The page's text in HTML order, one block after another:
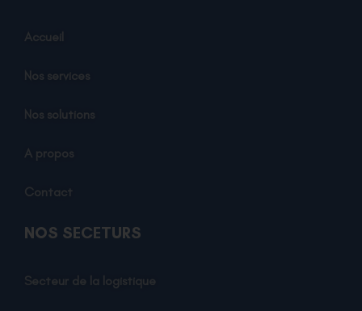
Accueil
Nos services
Nos solutions
A propos
Contact
NOS SECETURS
Secteur de la logistique